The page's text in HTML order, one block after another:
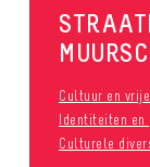
Cultuur en
Identiteiten en
Culturele